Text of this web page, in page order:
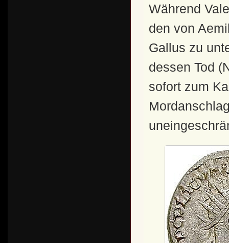
Während
den von
Gallus zu
dessen Tod
sofort zum